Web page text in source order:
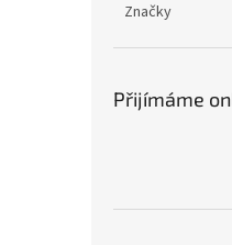
Značky
Přijímáme